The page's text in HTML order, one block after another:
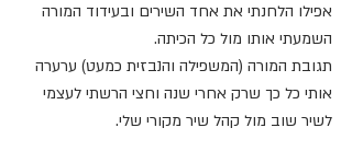
אפילו הלחנתי את אחד השירים ובעידוד המורה
השמעתי אותו מול כל הכיתה.
תגובת המורה (המשפילה והנבזית כמעט) ערערה
אותי כל כך שרק אחרי שנה וחצי הרשתי לעצמי
לשיר שוב מול קהל שיר מקורי שלי.